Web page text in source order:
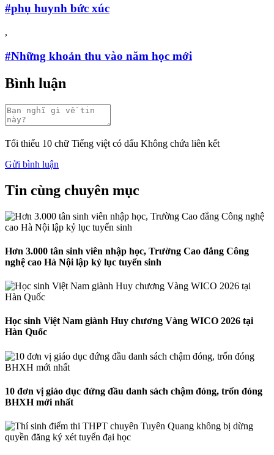
#phụ huynh bức xúc
,
#Những khoản thu vào năm học mới
Bình luận
Tối thiểu 10 chữ Tiếng việt có dấu Không chứa liên kết
Gửi bình luận
Tin cùng chuyên mục
Hơn 3.000 tân sinh viên nhập học, Trường Cao đẳng Công
nghệ cao Hà Nội lập kỷ lục tuyển sinh
Học sinh Việt Nam giành Huy chương Vàng WICO 2026 tại
Hàn Quốc
10 đơn vị giáo dục đứng đầu danh sách chậm đóng, trốn đóng
BHXH mới nhất